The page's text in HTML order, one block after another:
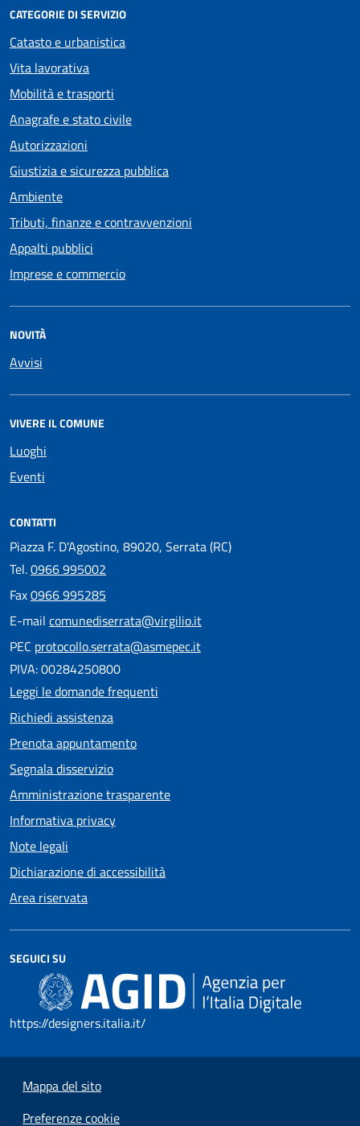
CATEGORIE DI SERVIZIO
Catasto e urbanistica
Vita lavorativa
Mobilità e trasporti
Anagrafe e stato civile
Autorizzazioni
Giustizia e sicurezza pubblica
Ambiente
Tributi, finanze e contravvenzioni
Appalti pubblici
Imprese e commercio
NOVITÀ
Avvisi
VIVERE IL COMUNE
Luoghi
Eventi
CONTATTI
Piazza F. D'Agostino, 89020, Serrata (RC)
Tel.0966 995002
Fax0966 995285
E-mail comunediserrata@virgilio.it
PEC protocollo.serrata@asmepec.it
PIVA: 00284250800
Leggi le domande frequenti
Richiedi assistenza
Prenota appuntamento
Segnala disservizio
Amministrazione trasparente
Informativa privacy
Note legali
Dichiarazione di accessibilità
Area riservata
SEGUICI SU
https://designers.italia.it/
Mappa del sito
Preferenze cookie